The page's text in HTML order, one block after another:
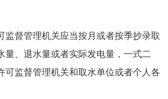
管理机关应当按月或者按季抄录取
量、退水量或者实际发电量，一式二
可监督管理机关和取水单位或者个人各